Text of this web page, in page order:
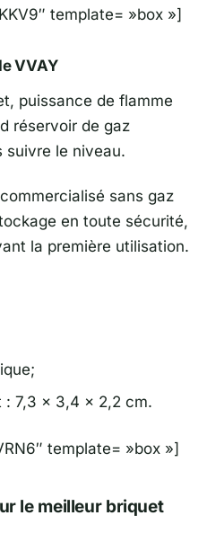
template= »box »]
VVAY
puissance de flamme
réservoir de gaz
suivre le niveau.
sans gaz
en toute sécurité,
la première utilisation.
: 7,3 x 3,4 x 2,2 cm.
template= »box »]
le meilleur briquet